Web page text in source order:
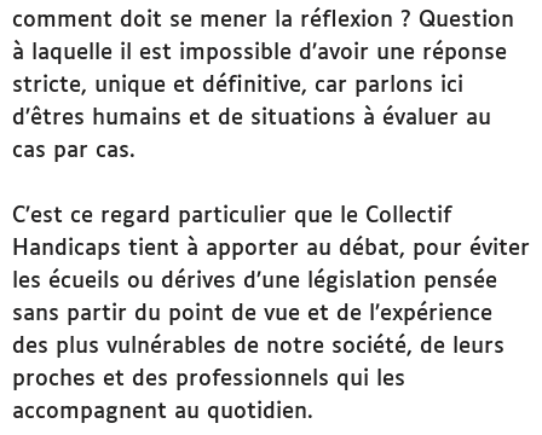
comment doit se mener la réflexion ? Question
à laquelle il est impossible d’avoir une réponse
stricte, unique et définitive, car parlons ici
d’êtres humains et de situations à évaluer au
cas par cas.
C’est ce regard particulier que le Collectif
Handicaps tient à apporter au débat, pour éviter
les écueils ou dérives d’une législation pensée
sans partir du point de vue et de l’expérience
des plus vulnérables de notre société, de leurs
proches et des professionnels qui les
accompagnent au quotidien.